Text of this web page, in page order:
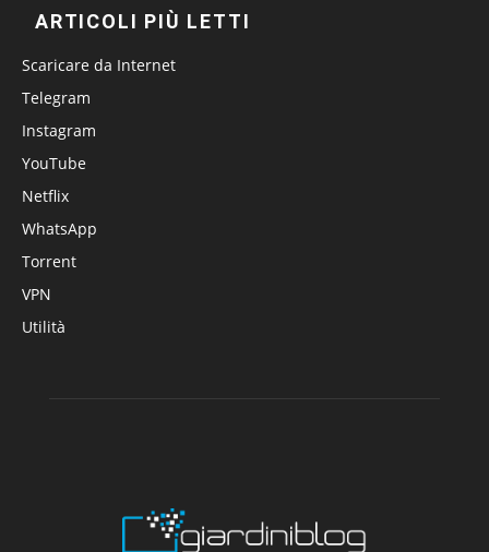
ARTICOLI PIÙ LETTI
Scaricare da Internet
Telegram
Instagram
YouTube
Netflix
WhatsApp
Torrent
VPN
Utilità